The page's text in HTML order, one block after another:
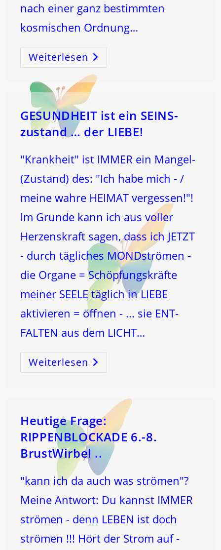
nach einer ganz bestimmten
kosmischen Ordnung…
Weiterlesen EIN
(Tages-)SCHLÜSSEL
GESUNDHEIT ist ein SEINS-
zustand … der LIEBE!
"Krankheit" ist IMMER ein Mangel-
(Zustand) des: "Ich habe mich - /
meine wahre HEIMAT vergessen!"!
Im Grunde kann ich aus voller
Herzenskraft sagen, dass ich JETZT
- durch tägliches MONDströmen -
die Organe = Schöpfungskräfte
meiner SEELE täglich in LIEBE
aktivieren = öffnen - ... sie ENT-
FALTEN aus dem LICHT…
Weiterlesen GESUNDHEIT
Ist
Ein
LIEBE!
Heutige Frage:
RIPPENBLOCKADE 6.-8.
BrustWirbel ..
"kann ich da auch was strömen"?
Meine Antwort: Du kannst IMMER
strömen - denn LEBEN ist doch
strömen !!! Hört der Strom auf -